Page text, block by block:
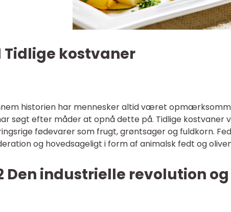
Tidlige kostvaner
historien har mennesker altid været
søgt efter måder at opnå dette på. Tidlige
fødevarer som frugt, grøntsager og fuldkorn.
og hovedsageligt i form af animalsk fedt og
Den industrielle revolution